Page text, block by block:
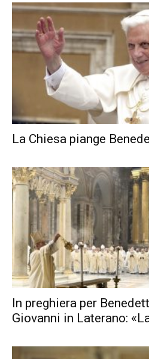
La Chiesa piange
In preghiera per
Giovanni in Laterano: